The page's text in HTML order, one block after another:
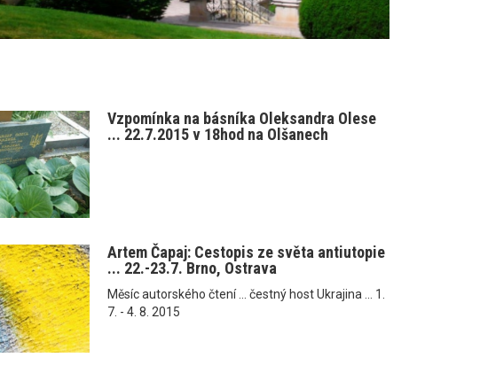
Vzpomínka na básníka Oleksandra Olese
... 22.7.2015 v 18hod na Olšanech
Artem Čapaj: Cestopis ze světa antiutopie
... 22.-23.7. Brno, Ostrava
Měsíc autorského čtení ... čestný host Ukrajina ... 1.
7. - 4. 8. 2015